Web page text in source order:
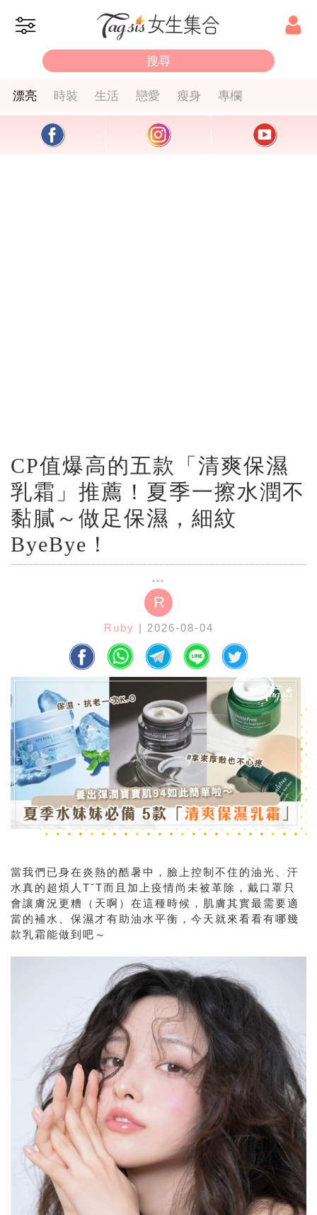
漂亮 時裝 生活 戀愛 瘦身 專欄
CP值爆高的五款「清爽保濕
乳霜」推薦！夏季一擦水潤不
黏膩～做足保濕，細紋
ByeBye！
R
Ruby | 2026-08-04
當我們已身在炎熱的酷暑中，臉上控制不住的油光、汗
水真的超煩人TˇT而且加上疫情尚未被革除，戴口罩只
會讓膚況更糟（天啊）在這種時候，肌膚其實最需要適
當的補水、保濕才有助油水平衡，今天就來看看有哪幾
款乳霜能做到吧～